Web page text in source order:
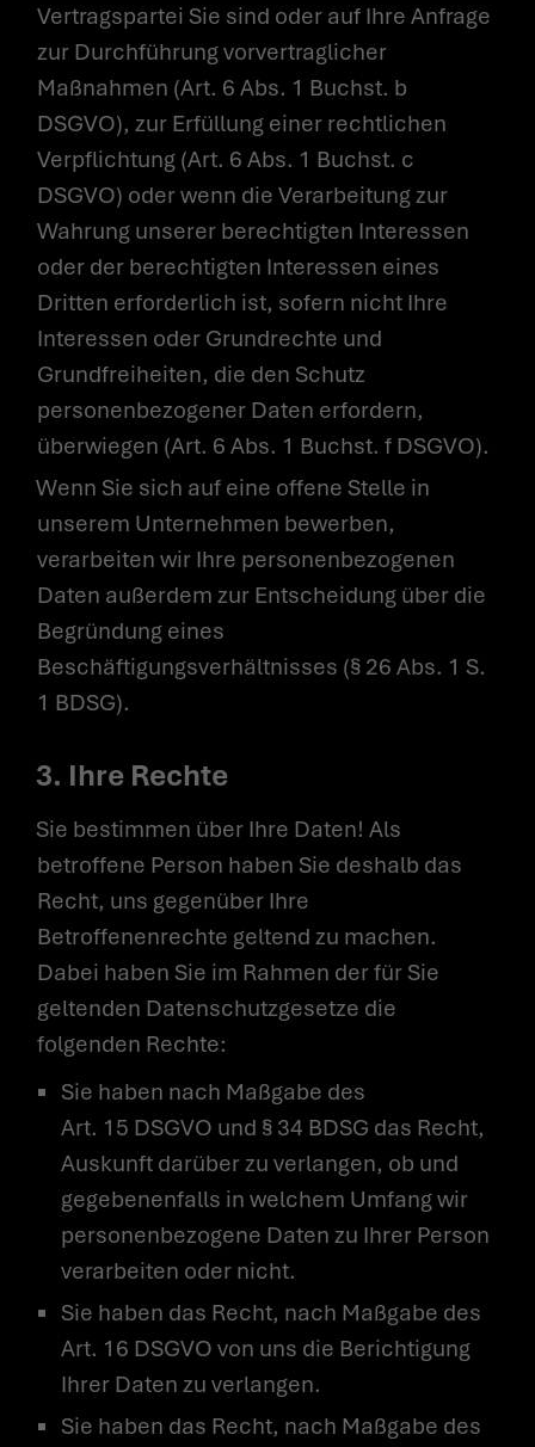
Vertragspartei Sie sind oder auf Ihre Anfrage
zur Durchführung vorvertraglicher
Maßnahmen (Art. 6 Abs. 1 Buchst. b
DSGVO), zur Erfüllung einer rechtlichen
Verpflichtung (Art. 6 Abs. 1 Buchst. c
DSGVO) oder wenn die Verarbeitung zur
Wahrung unserer berechtigten Interessen
oder der berechtigten Interessen eines
Dritten erforderlich ist, sofern nicht Ihre
Interessen oder Grundrechte und
Grundfreiheiten, die den Schutz
personenbezogener Daten erfordern,
überwiegen (Art. 6 Abs. 1 Buchst. f DSGVO).
Wenn Sie sich auf eine offene Stelle in
unserem Unternehmen bewerben,
verarbeiten wir Ihre personenbezogenen
Daten außerdem zur Entscheidung über die
Begründung eines
Beschäftigungsverhältnisses (§ 26 Abs. 1 S.
1 BDSG).
3. Ihre Rechte
Sie bestimmen über Ihre Daten! Als
betroffene Person haben Sie deshalb das
Recht, uns gegenüber Ihre
Betroffenenrechte geltend zu machen.
Dabei haben Sie im Rahmen der für Sie
geltenden Datenschutzgesetze die
folgenden Rechte:
Sie haben nach Maßgabe des
Art. 15 DSGVO und § 34 BDSG das Recht,
Auskunft darüber zu verlangen, ob und
gegebenenfalls in welchem Umfang wir
personenbezogene Daten zu Ihrer Person
verarbeiten oder nicht.
Sie haben das Recht, nach Maßgabe des
Art. 16 DSGVO von uns die Berichtigung
Ihrer Daten zu verlangen.
Sie haben das Recht, nach Maßgabe des